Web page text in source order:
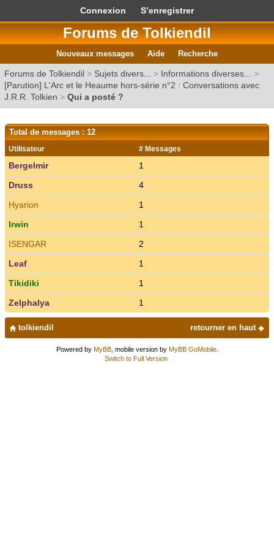
Connexion S’enregistrer
Forums de Tolkiendil
Nouveaux messages Aide Recherche
Forums de Tolkiendil > Sujets divers... > Informations diverses...
>
[Parution] L'Arc et le Heaume hors-série n°2 : Conversations avec
J.R.R. Tolkien > Qui a posté ?
Total de messages : 12
Utilisateur # Messages
Bergelmir
1
Druss
4
Hyarion
1
Irwin
1
ISENGAR
2
Leaf
1
Tikidiki
1
Zelphalya
1
retourner en haut
tolkiendil
Powered by MyBB, mobile version by MyBB GoMobile.
Switch to Full Version